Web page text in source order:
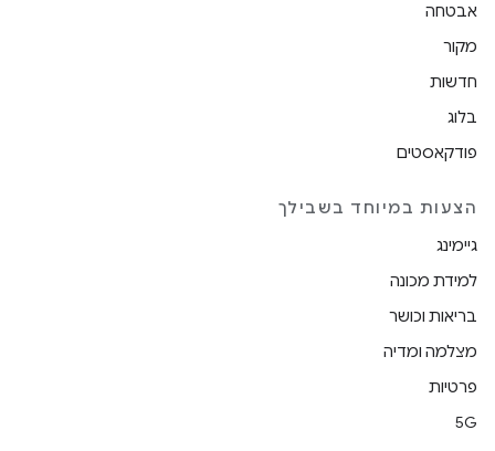
אבטחה
מקור
חדשות
בלוג
פודקאסטים
הצעות במיוחד בשבילך
גיימינג
למידת מכונה
בריאות וכושר
מצלמה ומדיה
פרטיות
5G